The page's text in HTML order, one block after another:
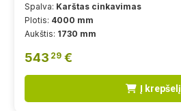
Spalva: Karštas cinkavimas
Plotis: 4000 mm
Aukštis: 1730 mm
543 29 €
Į krepšelį